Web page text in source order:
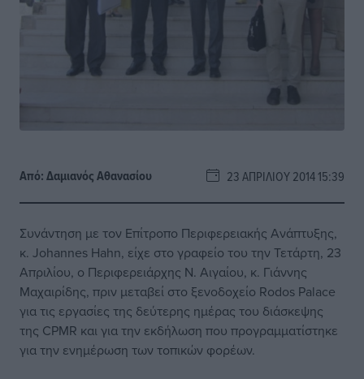
Από:Δαμιανός Αθανασίου 23 ΑΠΡΙΛΊΟΥ 2014 15:39
Συνάντηση με τον Επίτροπο Περιφερειακής Ανάπτυξης,
κ. Johannes Hahn, είχε στο γραφείο του την Τετάρτη, 23
Απριλίου, ο Περιφερειάρχης Ν. Αιγαίου, κ. Γιάννης
Μαχαιρίδης, πριν μεταβεί στο ξενοδοχείο Rodos Palace
για τις εργασίες της δεύτερης ημέρας του διάσκεψης
της CPMR και για την εκδήλωση που προγραμματίστηκε
για την ενημέρωση των τοπικών φορέων.